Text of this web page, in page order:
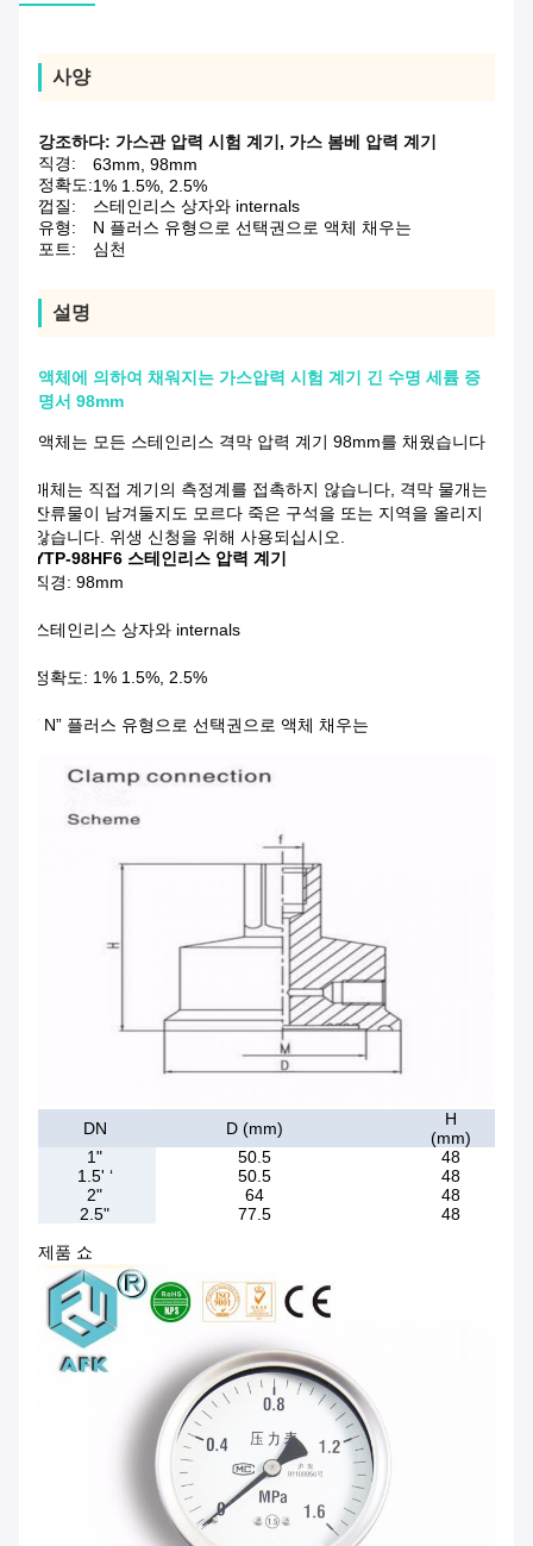
사양
강조하다: 가스관 압력 시험 계기 , 가스 봄베 압력 계기
직경:
63mm, 98mm
정확도:1% 1.5%, 2.5%
껍질:
스테인리스 상자와 internals
유형:
N 플러스 유형으로 선택권으로 액체 채우는
포트:
심천
설명
액체에 의하여 채워지는 가스압력 시험 계기 긴 수명 세륨 증
명서 98mm
액체는 모든 스테인리스 격막 압력 계기 98mm를 채웠습니다
매체는 직접 계기의 측정계를 접촉하지 않습니다, 격막 물개는
잔류물이 남겨둘지도 모르다 죽은 구석을 또는 지역을 올리지
않습니다. 위생 신청을 위해 사용되십시오.
YTP-98HF6 스테인리스 압력 계기
직경: 98mm
스테인리스 상자와 internals
정확도: 1% 1.5%, 2.5%
” N” 플러스 유형으로 선택권으로 액체 채우는
DN D (mm)
H
(mm)
1"
50.5
48
1.5' ‘
50.5
48
2"
64
48
2.5"
77.5
48
제품 쇼